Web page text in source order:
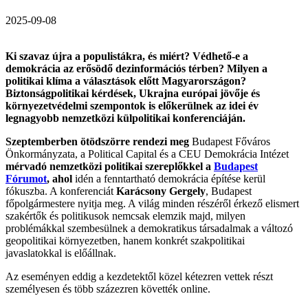
2025-09-08
Ki szavaz újra a populistákra, és miért? Védhető-e a
demokrácia az erősödő dezinformációs térben? Milyen a
politikai klíma a választások előtt Magyarországon?
Biztonságpolitikai kérdések, Ukrajna európai jövője és
környezetvédelmi szempontok is előkerülnek az idei év
legnagyobb nemzetközi külpolitikai konferenciáján.
Szeptemberben ötödszörre rendezi meg Budapest Főváros
Önkormányzata, a Political Capital és a CEU Demokrácia Intézet
mérvadó nemzetközi politikai szereplőkkel a Budapest
Fórumot, ahol idén a fenntartható demokrácia építése kerül
fókuszba. A konferenciát Karácsony Gergely, Budapest
főpolgármestere nyitja meg. A világ minden részéről érkező elismert
szakértők és politikusok nemcsak elemzik majd, milyen
problémákkal szembesülnek a demokratikus társadalmak a változó
geopolitikai környezetben, hanem konkrét szakpolitikai
javaslatokkal is előállnak.
Az eseményen eddig a kezdetektől közel kétezren vettek részt
személyesen és több százezren követték online.